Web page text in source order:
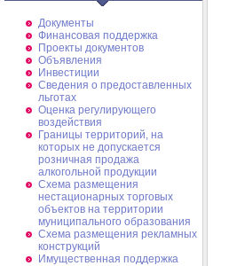
Документы
Финансовая поддержка
Проекты документов
Объявления
Инвестиции
Сведения о предоставленных
льготах
Оценка регулирующего
воздействия
Границы территорий, на
которых не допускается
розничная продажа
алкогольной продукции
Схема размещения
нестационарных торговых
объектов на территории
муниципального образования
Схема размещения рекламных
конструкций
Имущественная поддержка